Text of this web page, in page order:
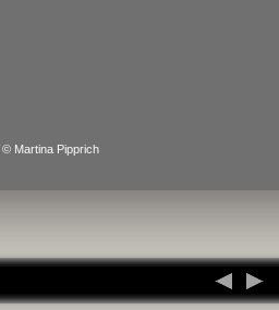
© Martina Pipprich